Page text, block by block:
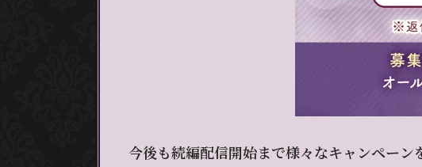
今後も続編配信開始まで様々なキャンペーン